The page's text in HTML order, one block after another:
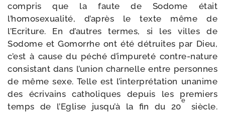
com­pris que la faute de Sodome était
l’homosexualité, d’après le texte même de
l’Ecriture. En d’autres termes, si les villes de
Sodome et Gomorrhe ont été détruites par Dieu,
c’est à cause du péché d’impureté contre-​nature
consis­tant dans l’union char­nelle entre per­sonnes
de même sexe. Telle est l’interprétation una­nime
des écri­vains catho­liques depuis les pre­miers
temps de l’Eglise jusqu’à la fin du 20
e
siècle.